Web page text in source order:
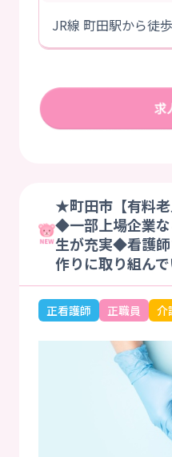
JR線 町田駅から徒
★町田市【有料老
◆一部上場企業
生が充実◆看護
作りに取り組ん
正看護師 正職員 介